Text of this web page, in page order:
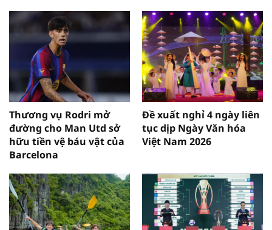
Thương vụ Rodri mở
đường cho Man Utd sở
hữu tiền vệ báu vật của
Barcelona
Đề xuất nghỉ 4 ngày liên
tục dịp Ngày Văn hóa
Việt Nam 2026